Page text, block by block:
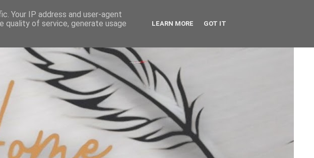
Your IP address and user-agent
quality of service, generate usage
LEARN MORE GOT IT